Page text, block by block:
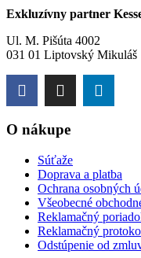
Exkluzívny partner
Ul. M. Pišúta 4002
031 01 Liptovský Mikuláš
O nákupe
Súťaže
Doprava a platba
Ochrana osobných
Všeobecné
Reklamačný
Reklamačný
Odstúpenie od